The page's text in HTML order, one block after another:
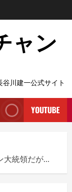
ャン
建一公式サイト
YOUTUBE
大統領だが…